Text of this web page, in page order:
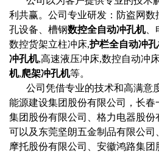
利共赢。公司专业研发：防盗网
孔设备、槽钢数控全自动冲孔机、
数控货架立柱冲床,护栏全自动冲
冲孔机,高速液压冲床,数控自动冲
机,爬架冲孔机等。
公司凭借专业的技术和高满意
能源建设集团股份有限公司，长
集团股份有限公司、格力电器股份
可以及东莞坚朗五金制品有限公
摩托股份有限公司、安徽鸿路集